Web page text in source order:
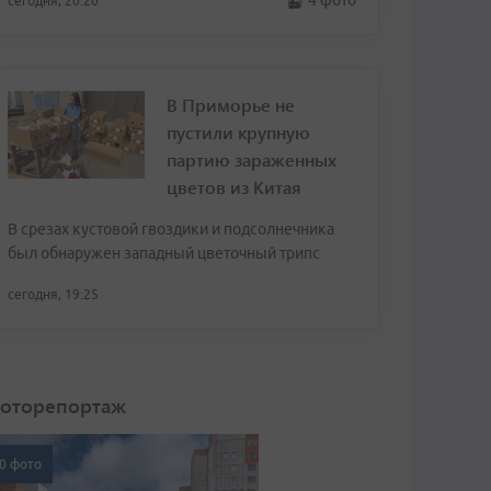
В Приморье не
пустили крупную
партию зараженных
цветов из Китая
В срезах кустовой гвоздики и подсолнечника
был обнаружен западный цветочный трипс
сегодня, 19:25
фото